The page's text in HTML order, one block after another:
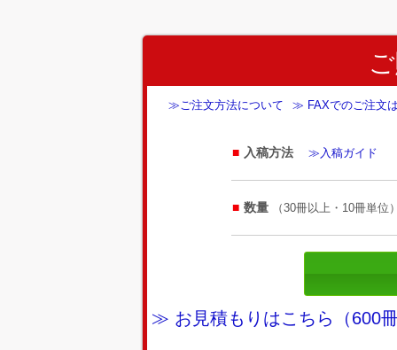
≫ご注文方法について ≫ FAXでのご注文
入稿方法 ≫入稿ガイド
数量 （30冊以上・10冊単位
≫ お見積もりはこちら（600